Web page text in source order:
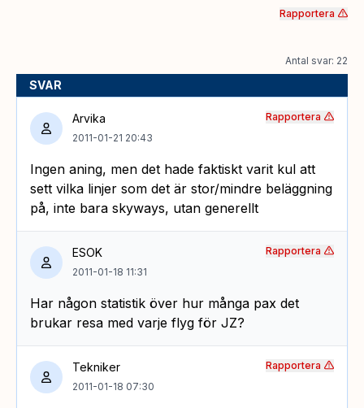
Rapportera
Antal svar: 22
SVAR
Arvika
2011-01-21 20:43
Ingen aning, men det hade faktiskt varit kul att
sett vilka linjer som det är stor/mindre beläggning
på, inte bara skyways, utan generellt
Rapportera
ESOK
2011-01-18 11:31
Har någon statistik över hur många pax det
brukar resa med varje flyg för JZ?
Rapportera
Tekniker
2011-01-18 07:30
Rapportera